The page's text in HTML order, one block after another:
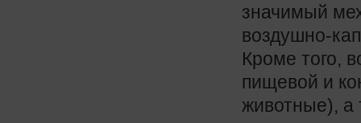
значимый
воздушно-
Кроме того,
пищевой и
животные), а